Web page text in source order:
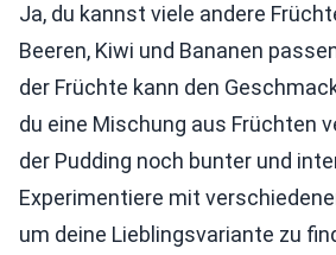
Ja, du kannst viele andere
Beeren, Kiwi und Bananen
der Früchte kann den
du eine Mischung aus Früchten
der Pudding noch bunter und
Experimentiere mit
um deine Lieblingsvariante zu